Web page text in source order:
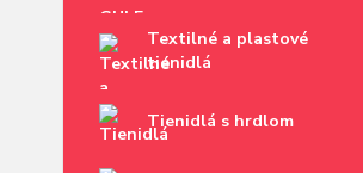
Textilné a plastové
tienidlá
Tienidlá s hrdlom